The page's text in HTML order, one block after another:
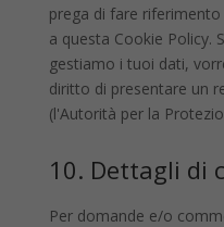
prega di fare
a questa Cookie Policy.
gestiamo i tuoi dati,
diritto di presentare un
(l'Autorità per la
10. Dettagli di
Per domande e/o